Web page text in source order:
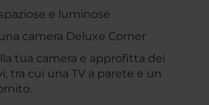
e luminose
camera Deluxe Corner
tua camera e approfitta dei
tra cui una TV a parete e un